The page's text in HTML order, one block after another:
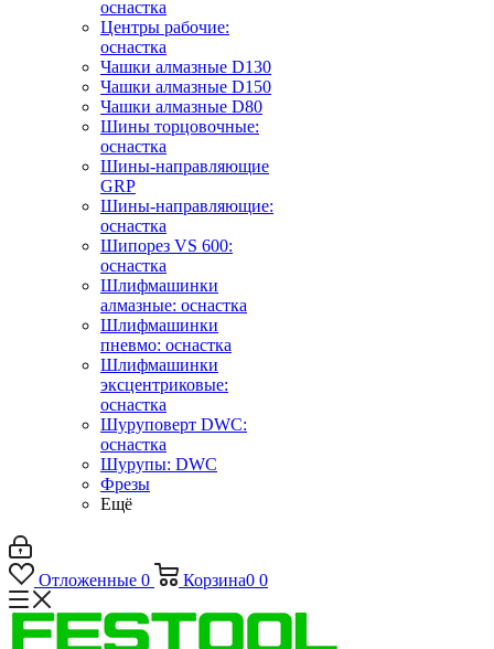
оснастка
Центры рабочие:
оснастка
Чашки алмазные D130
Чашки алмазные D150
Чашки алмазные D80
Шины торцовочные:
оснастка
Шины-направляющие
GRP
Шины-направляющие:
оснастка
Шипорез VS 600:
оснастка
Шлифмашинки
алмазные: оснастка
Шлифмашинки
пневмо: оснастка
Шлифмашинки
эксцентриковые:
оснастка
Шуруповерт DWC:
оснастка
Шурупы: DWC
Фрезы
Ещё
Отложенные 0 Корзина0 0